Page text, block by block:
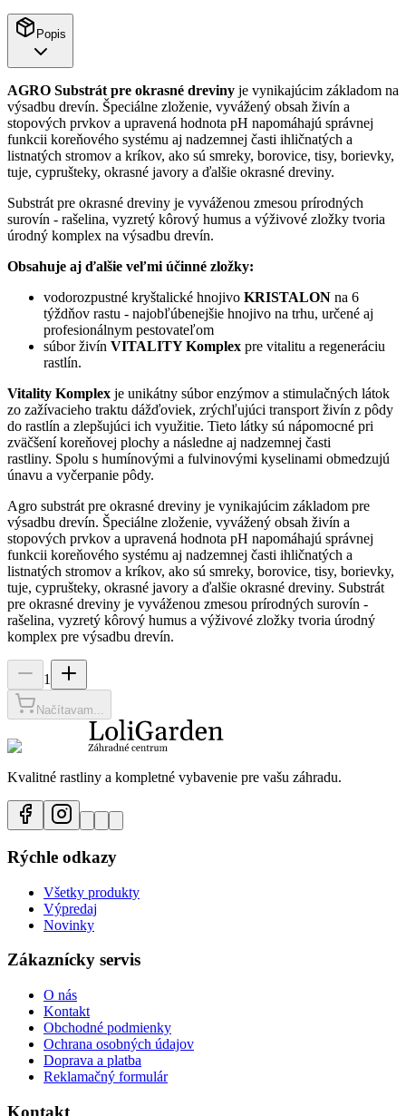
Popis
AGRO Substrát pre okrasné dreviny je vynikajúcim základom na
výsadbu drevín. Špeciálne zloženie, vyvážený obsah živín a
stopových prvkov a upravená hodnota pH napomáhajú správnej
funkcii koreňového systému aj nadzemnej časti ihličnatých a
listnatých stromov a kríkov, ako sú smreky, borovice, tisy, borievky,
tuje, cyprušteky, okrasné javory a ďalšie okrasné dreviny.
Substrát pre okrasné dreviny je vyváženou zmesou prírodných
surovín - rašelina, vyzretý kôrový humus a výživové zložky tvoria
úrodný komplex na výsadbu drevín.
Obsahuje aj ďalšie veľmi účinné zložky:
vodorozpustné kryštalické hnojivo KRISTALON na 6
týždňov rastu - najobľúbenejšie hnojivo na trhu, určené aj
profesionálnym pestovateľom
súbor živín VITALITY Komplex pre vitalitu a regeneráciu
rastlín.
Vitality Komplex je unikátny súbor enzýmov a stimulačných látok
zo zažívacieho traktu dážďoviek, zrýchľujúci transport živín z pôdy
do rastlín a zlepšujúci ich využitie. Tieto látky sú nápomocné pri
zväčšení koreňovej plochy a následne aj nadzemnej časti
rastliny. Spolu s humínovými a fulvinovými kyselinami obmedzujú
únavu a vyčerpanie pôdy.
Agro substrát pre okrasné dreviny je vynikajúcim základom pre
výsadbu drevín. Špeciálne zloženie, vyvážený obsah živín a
stopových prvkov a upravená hodnota pH napomáhajú správnej
funkcii koreňového systému aj nadzemnej časti ihličnatých a
listnatých stromov a kríkov, ako sú smreky, borovice, tisy, borievky,
tuje, cyprušteky, okrasné javory a ďalšie okrasné dreviny. Substrát
pre okrasné dreviny je vyváženou zmesou prírodných surovín -
rašelina, vyzretý kôrový humus a výživové zložky tvoria úrodný
komplex pre výsadbu drevín.
1
Načítavam...
Kvalitné rastliny a kompletné vybavenie pre vašu záhradu.
Rýchle odkazy
Všetky produkty
Výpredaj
Novinky
Zákaznícky servis
O nás
Kontakt
Obchodné podmienky
Ochrana osobných údajov
Doprava a platba
Reklamačný formulár
Kontakt